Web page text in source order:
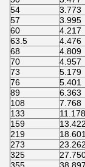
54
3.773
57
3.995
60
4.217
63.5
4.476
68
4.809
70
4.957
73
5.179
76
5.401
89
6.363
108
7.768
133
11.178
159
13.422
219
18.601
273
23.262
325